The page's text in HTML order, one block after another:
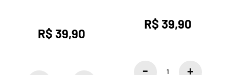
R$ 39,90
R$ 39,90